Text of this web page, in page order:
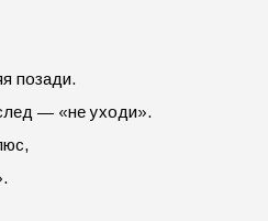
позади.
— «не уходи».